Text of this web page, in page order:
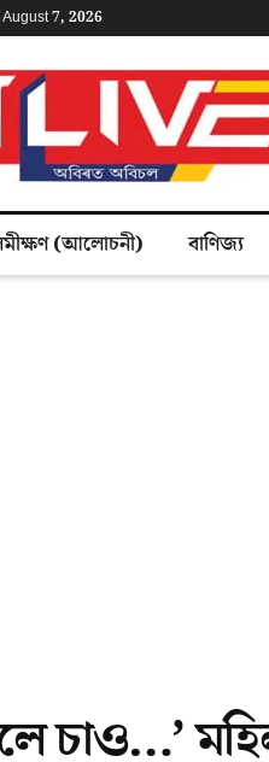
7, 2026
(আলোচনী) বাণিজ্য
চাও…’